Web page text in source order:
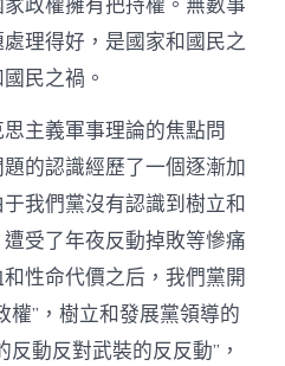
理得好，是國家和國民之
民之禍。
主義軍事理論的焦點問
的認識經歷了一個逐漸加
我們黨沒有認識到樹立和
受了年夜反動掉敗等慘痛
性命代價之后，我們黨開
權”，樹立和發展黨領導的
動反對武裝的反反動”，